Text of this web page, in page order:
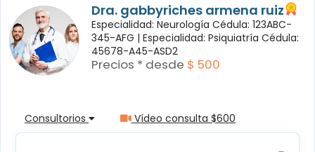
Dra. gabbyriches armena ruiz
Especialidad: Neurología Cédula: 123ABC-
345-AFG | Especialidad: Psiquiatría Cédula:
45678-A45-ASD2
Precios * desde $ 500
Consultorios Vídeo consulta $600